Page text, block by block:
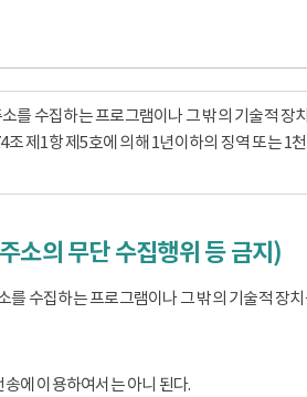
를 수집하는 프로그램이나 그 밖의 기술적 장
제1항 제5호에 의해 1년이하의 징역 또는 1
소의 무단 수집행위 등 금지)
수집하는 프로그램이나 그 밖의 기술적 장
에 이용하여서는 아니 된다.